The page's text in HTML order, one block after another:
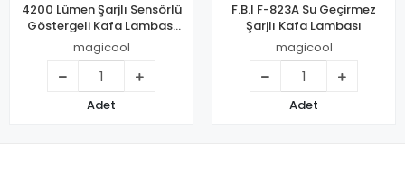
4200 Lümen Şarjlı Sensörlü
Göstergeli Kafa Lambası
Wt-719
magicool
Adet
F.B.I F-823A Su Geçirmez
Şarjlı Kafa Lambası
magicool
Adet